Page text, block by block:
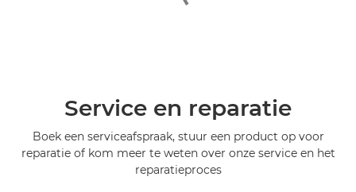
Service en reparatie
Boek een serviceafspraak, stuur een product op voor
reparatie of kom meer te weten over onze service en het
reparatieproces